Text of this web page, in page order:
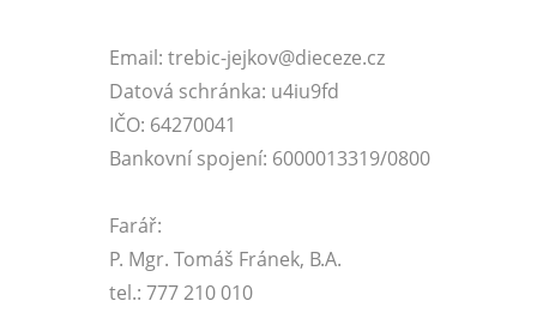
Email: trebic-jejkov@dieceze.cz
Datová schránka: u4iu9fd
IČO: 64270041
Bankovní spojení: 6000013319/0800
Farář:
P. Mgr. Tomáš Fránek, B.A.
tel.: 777 210 010